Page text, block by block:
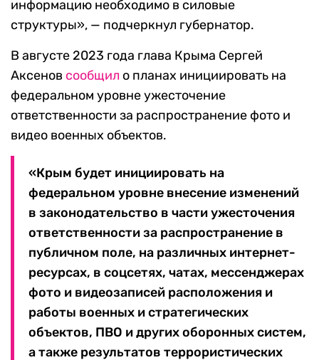
информацию необходимо в силовые
структуры», — подчеркнул губернатор.
В августе 2023 года глава Крыма Сергей
Аксенов сообщил о планах инициировать на
федеральном уровне ужесточение
ответственности за распространение фото и
видео военных объектов.
«Крым будет инициировать на
федеральном уровне внесение изменений
в законодательство в части ужесточения
ответственности за распространение в
публичном поле, на различных интернет-
ресурсах, в соцсетях, чатах, мессенджерах
фото и видеозаписей расположения и
работы военных и стратегических
объектов, ПВО и других оборонных систем,
а также результатов террористических